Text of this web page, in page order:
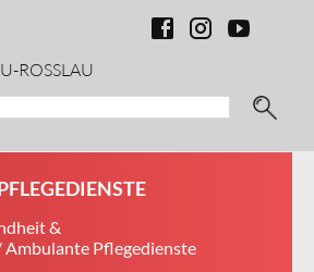
ROSSLAU
&
Ambulante Pflegedienste